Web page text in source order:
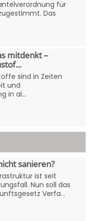
für
Das
mitdenkt –
sind in Zeiten
und
in al...
sanieren?
ist seit
Nun soll das
Verfa...